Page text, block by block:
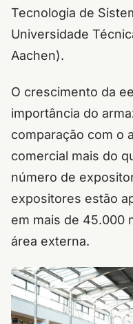
Tecnologia de
Universidade
Aachen).
O crescimento da
importância do
comparação com o
comercial mais do
número de
expositores estão
em mais de 45.000
área externa.